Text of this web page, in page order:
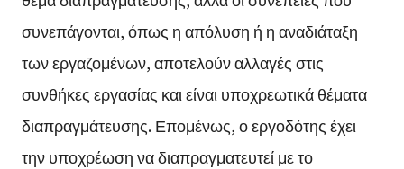
συνεπάγονται, όπως η απόλυση ή η αναδιάταξη
των εργαζομένων, αποτελούν αλλαγές στις
συνθήκες εργασίας και είναι υποχρεωτικά θέματα
διαπραγμάτευσης. Επομένως, ο εργοδότης έχει
την υποχρέωση να διαπραγματευτεί με το